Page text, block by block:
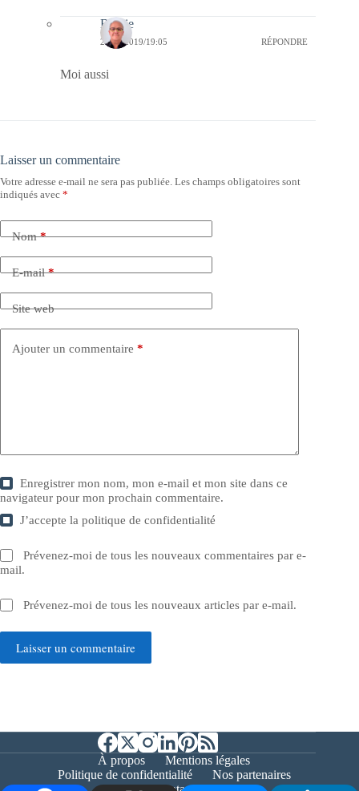
Bernie
20/12/2019/19:05 RÉPONDRE
Moi aussi
Laisser un commentaire
Votre adresse e-mail ne sera pas publiée. Les champs obligatoires sont
indiqués avec *
Nom*
E-mail*
Site web
Ajouter un commentaire *
Enregistrer mon nom, mon e-mail et mon site dans ce
navigateur pour mon prochain commentaire.
J’accepte lapolitique de confidentialité
Prévenez-moi de tous les nouveaux commentaires par e-
mail.
Prévenez-moi de tous les nouveaux articles par e-mail.
Laisser un commentaire
À propos
Mentions légales
Politique de confidentialité
Nos partenaires